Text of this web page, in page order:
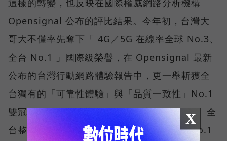
這樣的轉變，也反映在國際權威網路分析機構
Opensignal 公布的評比結果。今年初，台灣大
哥大不僅率先奪下「 4G／5G 在線率全球 No.3、
全台 No.1 」國際級榮譽，在 Opensignal 最新
公布的台灣行動網路體驗報告中，更一舉斬獲全
台獨有的「可靠性體驗」與「品質一致性」No.1
雙冠王，同時，包辦全台整體影音體驗 No.1、全
台整體語音體驗 No.1、全台 5G 語音體驗 No.1
X